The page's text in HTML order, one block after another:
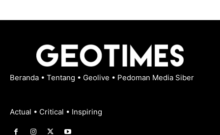
Beranda • Tentang • Geolive • Pedoman Media Siber
Actual • Critical • Inspiring